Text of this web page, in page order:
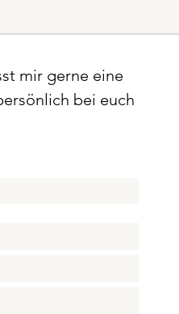
mir gerne eine
bei euch